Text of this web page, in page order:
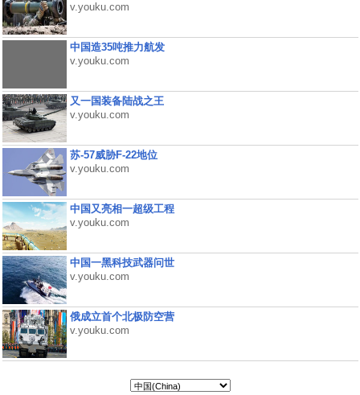
v.youku.com
中国造35吨推力航发
v.youku.com
又一国装备陆战之王
v.youku.com
苏-57威胁F-22地位
v.youku.com
中国又亮相一超级工程
v.youku.com
中国一黑科技武器问世
v.youku.com
俄成立首个北极防空营
v.youku.com